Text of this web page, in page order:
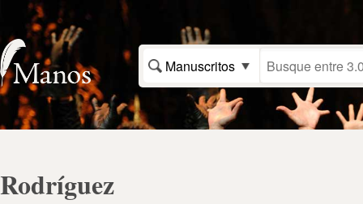
Manuscritos
Rodríguez